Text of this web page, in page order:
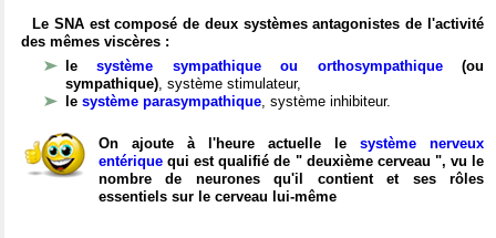
Le SNA est composé de deux systèmes antagonistes de l'activité
des mêmes viscères :
lesystème sympathique ou orthosympathique(ou
sympathique), système stimulateur,
le système parasympathique, système inhibiteur.
On ajoute à l'heure actuelle le système nerveux
entérique qui est qualifié de " deuxième cerveau ", vu le
nombre de neurones qu'il contient et ses rôles
essentiels sur le cerveau lui-même